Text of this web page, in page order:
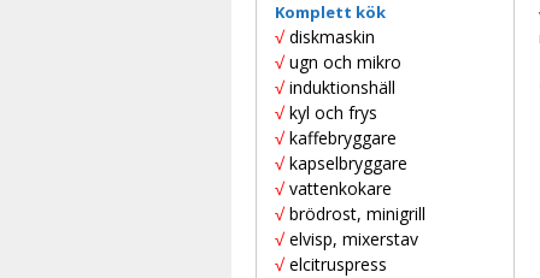
Komplett kök
√ diskmaskin
√ ugn och mikro
√ induktionshäll
√ kyl och frys
√ kaffebryggare
√ kapselbryggare
√ vattenkokare
√ brödrost, minigrill
√ elvisp, mixerstav
√ elcitruspress